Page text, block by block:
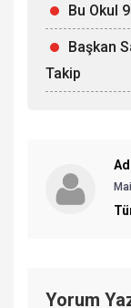
Bu Okul
Başkan
Takip
Yorum